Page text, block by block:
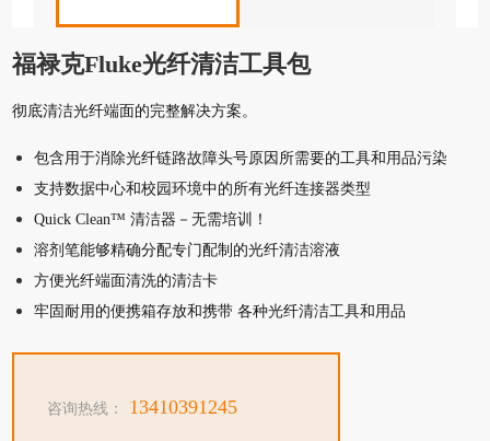
福禄克Fluke光纤清洁工具包
彻底清洁光纤端面的完整解决方案。
包含用于消除光纤链路故障头号原因所需要的工具和用品污染
支持数据中心和校园环境中的所有光纤连接器类型
Quick Clean™ 清洁器－无需培训！
溶剂笔能够精确分配专门配制的光纤清洁溶液
方便光纤端面清洗的清洁卡
牢固耐用的便携箱存放和携带 各种光纤清洁工具和用品
咨询热线： 13410391245